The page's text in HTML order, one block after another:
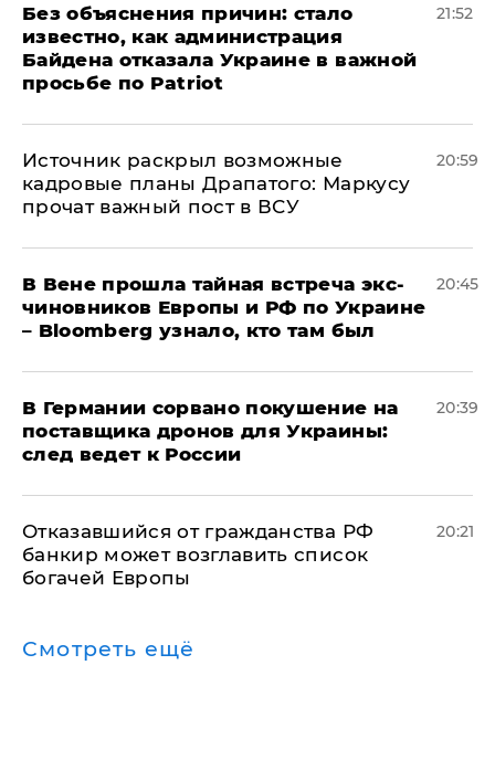
Без объяснения причин: стало
известно, как администрация
Байдена отказала Украине в важной
просьбе по Patriot
21:52
​Источник раскрыл возможные
кадровые планы Драпатого: Маркусу
прочат важный пост в ВСУ
20:59
В Вене прошла тайная встреча экс-
чиновников Европы и РФ по Украине
– Bloomberg узнало, кто там был
20:45
​В Германии сорвано покушение на
поставщика дронов для Украины:
след ведет к России
20:39
Отказавшийся от гражданства РФ
банкир может возглавить список
богачей Европы
20:21
Смотреть ещё